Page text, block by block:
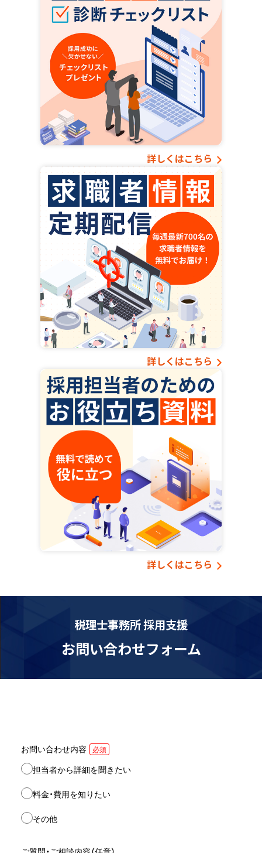
詳しくはこちら
詳しくはこちら
詳しくはこちら
税理士事務所 採用支援
お問い合わせフォーム